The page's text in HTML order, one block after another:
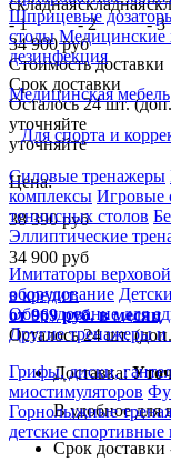
Шприцевые
столы Медицинские
дезинфекция
Медицинская мебель
Для спорта и
Силовые тренажеры
комплексы Игровые
теннисных столов
Эллиптические
Имитаторы
оборудование
Оборудование для
Другие тренажеры и
Грифы, диски,
миостимуляторов
Горнолыжные
детские
34 900 руб
Стоимость доставки
Срок доставки
Осталось 24 шт.
уточняйте
уточняйте
Цена:
38 390руб
34 900 руб
в кредит:
от 969 руб. в месяц
Осталось 24 шт.
Доставка:
В удобное для
Срок доставки